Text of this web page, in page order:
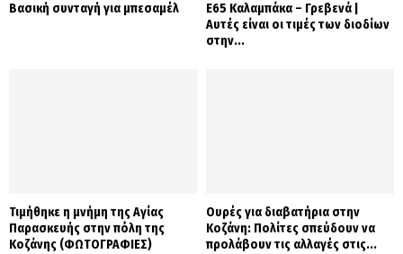
Βασική συνταγή για μπεσαμέλ
Ε65 Καλαμπάκα – Γρεβενά |
Αυτές είναι οι τιμές των διοδίων
στην...
Τιμήθηκε η μνήμη της Αγίας
Παρασκευής στην πόλη της
Κοζάνης (ΦΩΤΟΓΡΑΦΙΕΣ)
Ουρές για διαβατήρια στην
Κοζάνη: Πολίτες σπεύδουν να
προλάβουν τις αλλαγές στις...